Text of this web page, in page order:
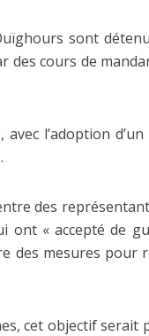
sont
cours de
l’adoption
des
« accepté de
des mesures pour
cet objectif serait